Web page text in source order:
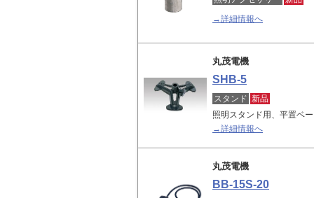
→詳細情報へ
丸茂電機
SHB-5
スタンド 新品
照明スタンド用、平置ベ
→詳細情報へ
丸茂電機
BB-15S-20